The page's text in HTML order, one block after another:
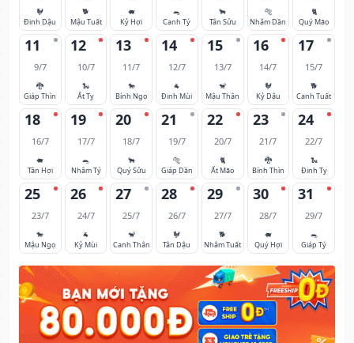
🐓
Đinh Dậu
🐕
Mậu Tuất
🐖
Kỷ Hợi
🐀
Canh Tý
🐂
Tân Sửu
🐅
Nhâm Dần
🐈
Quý Mão
11
9/7
🐉
Giáp Thìn
12
10/7
🐍
Ất Tỵ
13
11/7
🐎
Bính Ngọ
14
12/7
🐐
Đinh Mùi
15
13/7
🐒
Mậu Thân
16
14/7
🐓
Kỷ Dậu
17
15/7
🐕
Canh Tuất
18
16/7
🐖
Tân Hợi
19
17/7
🐀
Nhâm Tý
20
18/7
🐂
Quý Sửu
21
19/7
🐅
Giáp Dần
22
20/7
🐈
Ất Mão
23
21/7
🐉
Bính Thìn
24
22/7
🐍
Đinh Tỵ
25
23/7
🐎
Mậu Ngọ
26
24/7
🐐
Kỷ Mùi
27
25/7
🐒
Canh Thân
28
26/7
🐓
Tân Dậu
29
27/7
🐕
Nhâm Tuất
30
28/7
🐖
Quý Hợi
31
29/7
🐀
Giáp Tý